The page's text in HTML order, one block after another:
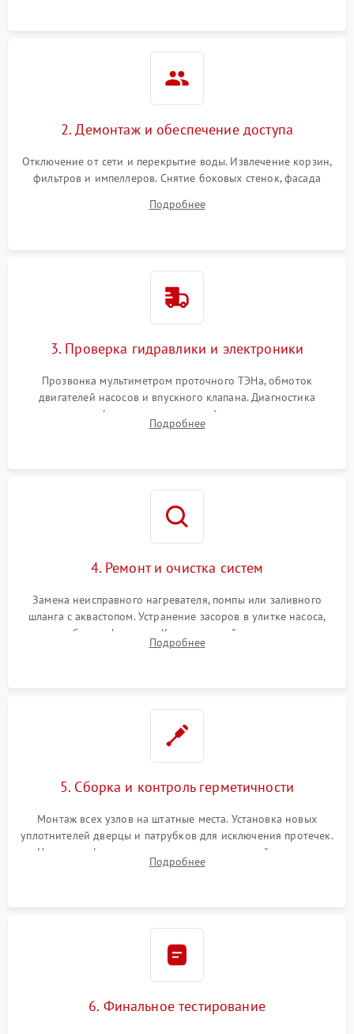
2. Демонтаж и обеспечение доступа
Отключение от сети и перекрытие воды. Извлечение корзин,
фильтров и импеллеров. Снятие боковых стенок, фасада
циркуляционному насосу, ТЭНу и сливной помпе.
Подробнее
3. Проверка гидравлики и электроники
Прозвонка мультиметром проточного ТЭНа, обмоток
двигателей насосов и впускного клапана. Диагностика
прессостата (датчика уровня воды), датчика мутности,
концевика дверцы и электронного модуля управления.
Подробнее
4. Ремонт и очистка систем
Замена неисправного нагревателя, помпы или заливного
шланга с аквастопом. Устранение засоров в улитке насоса,
патрубках и фильтрах. Компонентный ремонт платы
управления, восстановление поврежденной проводки.
Подробнее
5. Сборка и контроль герметичности
Монтаж всех узлов на штатные места. Установка новых
уплотнителей дверцы и патрубков для исключения протечек.
Надежная фиксация хомутов гидравлической системы,
сборка корпуса и установка датчика поплавка.
Подробнее
6. Финальное тестирование